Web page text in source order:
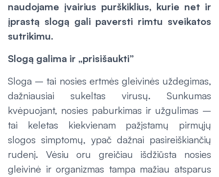
naudojame įvairius purškiklius, kurie net ir
įprastą slogą gali paversti rimtu sveikatos
sutrikimu.
Slogą galima ir „prisišaukti”
Sloga – tai nosies ertmės gleivinės uždegimas,
dažniausiai sukeltas virusų. Sunkumas
kvėpuojant, nosies paburkimas ir užgulimas –
tai keletas kiekvienam pažįstamų pirmųjų
slogos simptomų, ypač dažnai pasireiškiančių
rudenį. Vėsiu oru greičiau išdžiūsta nosies
gleivinė ir organizmas tampa mažiau atsparus